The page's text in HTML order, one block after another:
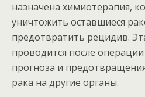
назначена химиотерапия,
уничтожить оставшиеся
предотвратить рецидив.
проводится после
прогноза и
рака на другие органы.